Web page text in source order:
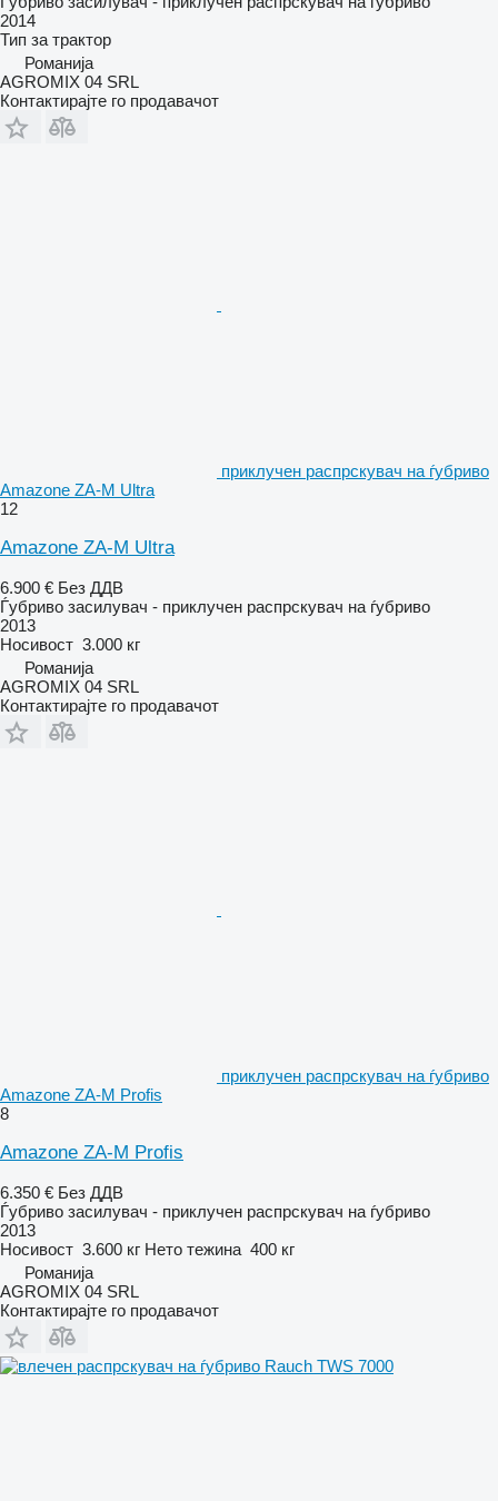
2014
Тип за трактор
Романија
AGROMIX 04 SRL
Контактирајте го продавачот
приклучен распрскувач на ѓубриво
Amazone ZA-M Ultra
12
Amazone ZA-M Ultra
6.900 € Без ДДВ
Ѓубриво засилувач - приклучен распрскувач на ѓубриво
2013
Носивост 3.000 кг
Романија
AGROMIX 04 SRL
Контактирајте го продавачот
приклучен распрскувач на ѓубриво
Amazone ZA-M Profis
8
Amazone ZA-M Profis
6.350 € Без ДДВ
Ѓубриво засилувач - приклучен распрскувач на ѓубриво
2013
Носивост 3.600 кг Нето тежина 400 кг
Романија
AGROMIX 04 SRL
Контактирајте го продавачот